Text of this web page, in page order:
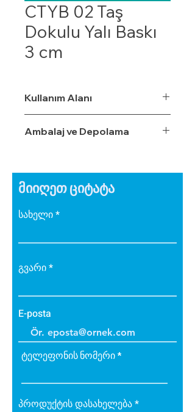
CTYB 02 Taş
Dokulu Yalı Baskı
3 cm
Kullanım Alanı
Ambalaj ve Depolama
მიიღეთ ციტატა
სახელი
გვარი
E-posta
ტელეფონის ნომერი
პროდუქტის დასახელება